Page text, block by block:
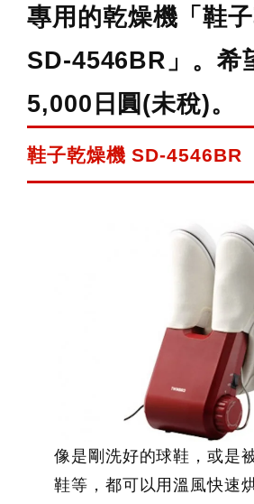
專用的乾燥機「鞋
SD-4546BR」。希
5,000日圓(未稅)。
鞋子乾燥機 SD-4546BR
像是剛洗好的球鞋，或是
鞋等，都可以用溫風快速